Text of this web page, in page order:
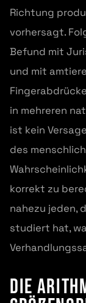
Richtung
vorhersagt.
Befund mit
und mit
in mehreren
ist kein
des
korrekt zu
nahezu jeden,
studiert hat,
Die